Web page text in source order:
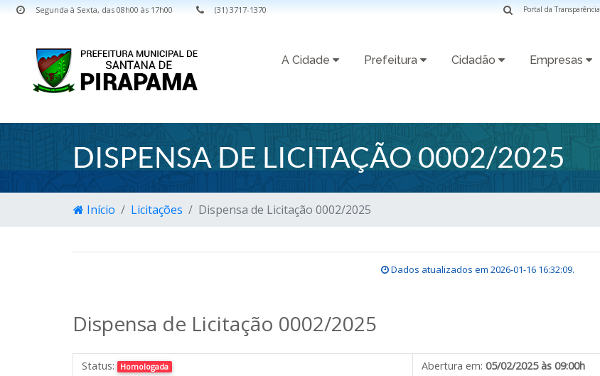
Segunda à Sexta, das 08h00 às 17h00 (31) 3717-1370 Portal da Transparência
A Cidade Prefeitura Cidadão Empresas
DISPENSA DE LICITAÇÃO 0002/2025
Início Licitações Dispensa de Licitação 0002/2025
Dados atualizados em 2026-01-16 16:32:09.
Dispensa de Licitação 0002/2025
Status: Homologada Abertura em: 05/02/2025 às 09:00h